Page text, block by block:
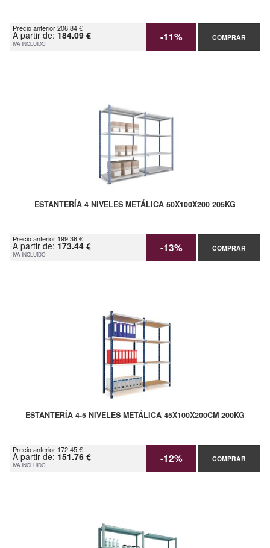
Precio anterior 206.84 €
A partir de: 184.09 €
IVA INCLUIDO -11% COMPRAR
ESTANTERÍA 4 NIVELES METÁLICA 50X100X200 205KG
Precio anterior 199.36 €
A partir de: 173.44 €
IVA INCLUIDO -13% COMPRAR
ESTANTERÍA 4-5 NIVELES METÁLICA 45X100X200CM 200KG
Precio anterior 172.45 €
A partir de: 151.76 €
IVA INCLUIDO -12% COMPRAR